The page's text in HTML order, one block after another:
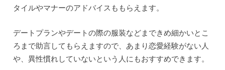
タイルやマナーのアドバイスももらえます。
デートプランやデートの際の服装などまできめ細かいとこ
ろまで助言してもらえますので、あまり恋愛経験がない人
や、異性慣れしていないという人にもおすすめできます。